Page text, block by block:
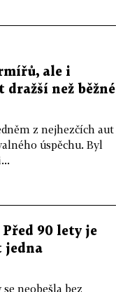
ale i
než běžné
z nejhezčích aut
úspěchu. Byl
90 lety je
jedna
neobešla bez